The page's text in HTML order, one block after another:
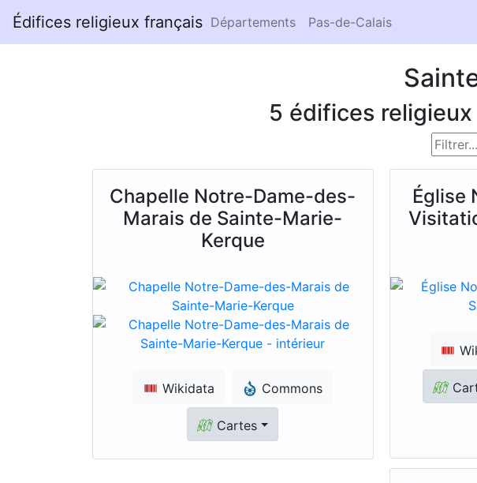
Édifices religieux français Départements Pas-de-Calais
5 édifices
Chapelle Notre-Dame-des-
Marais de Sainte-Marie-
Kerque
Wikidata Commons
Cartes
Église